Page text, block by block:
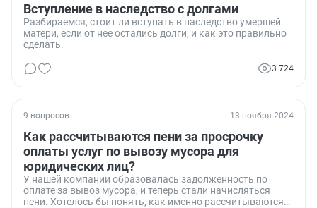
Вступление в наследство с долгами
Разбираемся, стоит ли вступать в наследство умершей
матери, если от нее остались долги, и как это правильно
сделать.
3 724
9 вопросов 13 ноября 2024
Как рассчитываются пени за просрочку
оплаты услуг по вывозу мусора для
юридических лиц?
У нашей компании образовалась задолженность по
оплате за вывоз мусора, и теперь стали начисляться
пени. Хотелось бы понять, как именно рассчитываются